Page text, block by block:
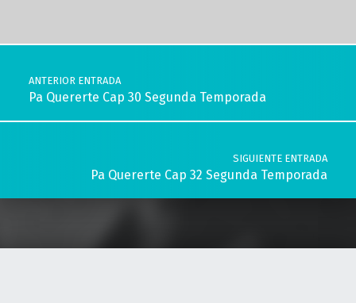
Navegación de entradas
ANTERIOR ENTRADA
Pa Quererte Cap 30 Segunda Temporada
SIGUIENTE ENTRADA
Pa Quererte Cap 32 Segunda Temporada